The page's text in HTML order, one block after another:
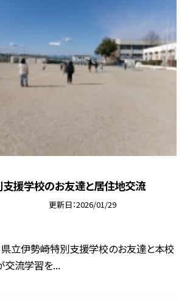
援学校のお友達と居住地交流
更新日 2026/01/29
県立伊勢崎特別支援学校のお友達と本校
交流学習を...